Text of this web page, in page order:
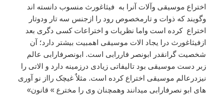
اختراع موسیقی وآلات آنرا به فیثاغورث منسوب دانسته اند
وگویند که ذوات و تارمخصوص رود را ازجنس سه تار ودوتار
اختراع کرده است واما نظریات و اختراعات کسی دگری بعد
ازفیثاغورث درا یجاد الات موسیقی اهمبیت بیشتر دارد؛ آن
شخصیت گرانقدر ابونصر فاررابی است. ابونصرفارابی عالم
زبر دست موسیقی بود تالیفاتی زیادی درزمینه دارد و الاتی را
نیزدرعالم موسیقی اختراع کرده است. مثلاٌ غیچک رااز نو آوری
های ابو نصرفارابی میدانند وهمچنان وی را مخترع » قانون»